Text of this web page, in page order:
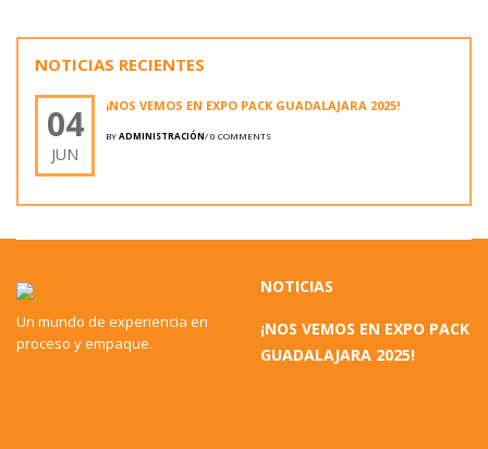
NOTICIAS RECIENTES
04
JUN
¡NOS VEMOS EN EXPO PACK GUADALAJARA 2025!
BYADMINISTRACIÓN/0 COMMENTS
Un mundo de experiencia en
proceso y empaque.
NOTICIAS
¡NOS VEMOS EN EXPO PACK
GUADALAJARA 2025!